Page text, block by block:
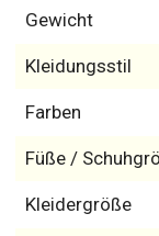
Gewicht
Kleidungsstil
Farben
Füße /
Kleidergröße